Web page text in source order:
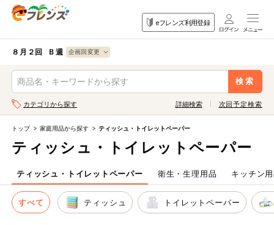
eフレンズ利用登録
ログイン
生協加入はこちら
登録から開始まで
８月２回 Ｂ週
検索
食品
から探す
目的
から探す
果物
野菜
肉・ハム・ソ
ーセージ
魚介・加工品
米・雑穀など
果物すべて
カテゴリから探す 詳細検索
検索条件を指定してください。全項目に条件を指定しなくて
も検索できます。
キーワード
キーワードをすべて含む
メーカー名
次回予定検索
トップ 家庭用品から探す ティッシュ・トイレットペーパー
ティッシュ・トイレットペーパー
ティッシュ・トイレットペーパー 衛生・生理用品 キッチン
すべて ティッシュ トイレットペーパー